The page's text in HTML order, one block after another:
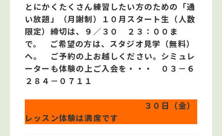
とにかくたくさん練習したい方のための「通
い放題」（月謝制）１０月スタート生（人数
限定）締切は、９／３０ ２３：００ま
で。 ご希望の方は、スタジオ見学（無料）
へ。 ご予約の上お越しください。シミュレ
ーターも体験の上ご入会を・・・ ０３－６
２８４－０７１１
３０日（金）
レッスン体験は満席です